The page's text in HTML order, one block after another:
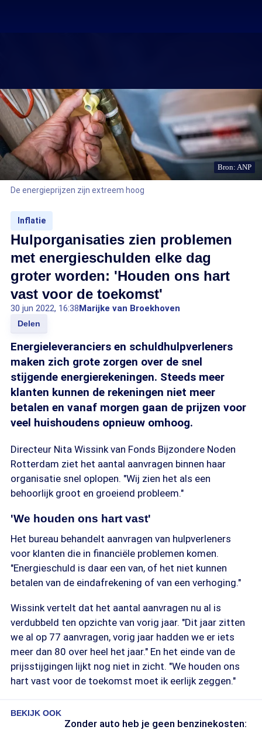
Bron: ANP
De energieprijzen zijn extreem hoog
Inflatie
Hulporganisaties zien problemen
met energieschulden elke dag
groter worden: 'Houden ons hart
vast voor de toekomst'
30 jun 2022, 16:38Marijke van Broekhoven
Delen
Energieleveranciers en schuldhulpverleners
maken zich grote zorgen over de snel
stijgende energierekeningen. Steeds meer
klanten kunnen de rekeningen niet meer
betalen en vanaf morgen gaan de prijzen voor
veel huishoudens opnieuw omhoog.
Directeur Nita Wissink van Fonds Bijzondere Noden
Rotterdam ziet het aantal aanvragen binnen haar
organisatie snel oplopen. "Wij zien het als een
behoorlijk groot en groeiend probleem."
'We houden ons hart vast'
Het bureau behandelt aanvragen van hulpverleners
voor klanten die in financiële problemen komen.
"Energieschuld is daar een van, of het niet kunnen
betalen van de eindafrekening of van een verhoging."
Wissink vertelt dat het aantal aanvragen nu al is
verdubbeld ten opzichte van vorig jaar. "Dit jaar zitten
we al op 77 aanvragen, vorig jaar hadden we er iets
meer dan 80 over heel het jaar." En het einde van de
prijsstijgingen lijkt nog niet in zicht. "We houden ons
hart vast voor de toekomst moet ik eerlijk zeggen."
BEKIJK OOK
Zonder auto heb je geen benzinekosten: